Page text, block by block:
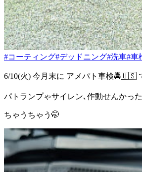
#コーティング#デッドニング#洗車#車
6/10(火) 今月末に アメパト車検🚔️🇺🇸
パトランプゃサイレン､作動せんかっ
ちゃうちゃう🤭